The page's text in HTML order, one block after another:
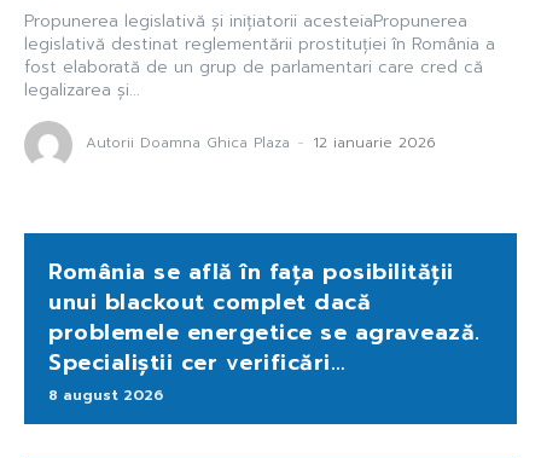
Propunerea legislativă și inițiatorii acesteiaPropunerea
legislativă destinat reglementării prostituției în România a
fost elaborată de un grup de parlamentari care cred că
legalizarea și...
Autorii Doamna Ghica Plaza - 12 ianuarie 2026
România se află în fața posibilității
unui blackout complet dacă
problemele energetice se agravează.
Specialiștii cer verificări…
8 august 2026